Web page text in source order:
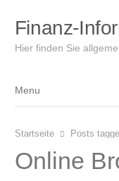
Finanz-
Hier finden Sie
Menu
Menu
Startseite Posts
Online